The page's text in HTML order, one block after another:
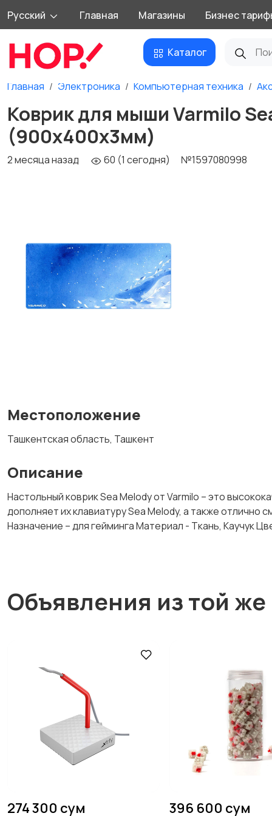
Русский Главная Магазины Бизнес
Каталог
Главная Электроника Компьютерная техника
Коврик для мыши Varmilo
(900х400х3мм)
2 месяца назад 60 (1 сегодня) №1597080998
Местоположение
Ташкентская область, Ташкент
Описание
Настольный коврик Sea Melody от Varmilo – это
дополняет их клавиатуру Sea Melody, а также
Назначение – для гейминга Материал - Ткань, Каучук
Объявления из той же
274 300 сум 396 600 сум